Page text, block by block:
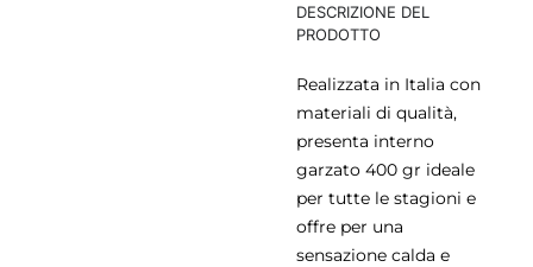
DESCRIZIONE DEL
PRODOTTO
Realizzata in Italia con
materiali di qualità,
presenta interno
garzato 400 gr ideale
per tutte le stagioni e
offre per una
sensazione calda e